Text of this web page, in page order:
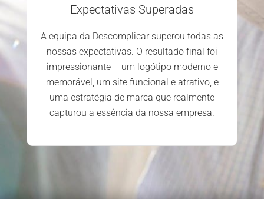
Expectativas Superadas
A equipa da Descomplicar superou todas as
nossas expectativas. O resultado final foi
impressionante – um logótipo moderno e
memorável, um site funcional e atrativo, e
uma estratégia de marca que realmente
capturou a essência da nossa empresa.